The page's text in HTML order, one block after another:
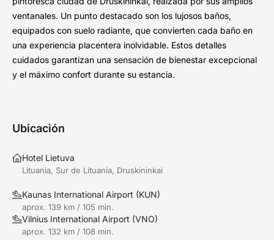
ventanales. Un punto destacado son los lujosos baños,
equipados con suelo radiante, que convierten cada baño en
una experiencia placentera inolvidable. Estos detalles
cuidados garantizan una sensación de bienestar excepcional
y el máximo confort durante su estancia.
Ubicación
Hotel Lietuva
Lituania, Sur de Lituania, Druskininkai
Kaunas International Airport (KUN)
aprox. 139 km / 105 min.
Vilnius International Airport (VNO)
aprox. 132 km / 108 min.